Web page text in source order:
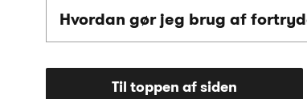
Hvordan gør jeg brug af
Til toppen af siden